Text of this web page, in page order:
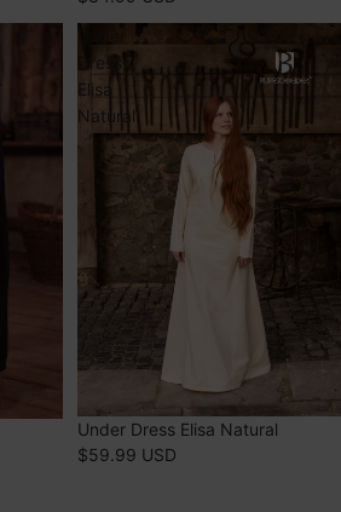
Dress
Elisa
Natural
Under Dress Elisa Natural
$59.99 USD